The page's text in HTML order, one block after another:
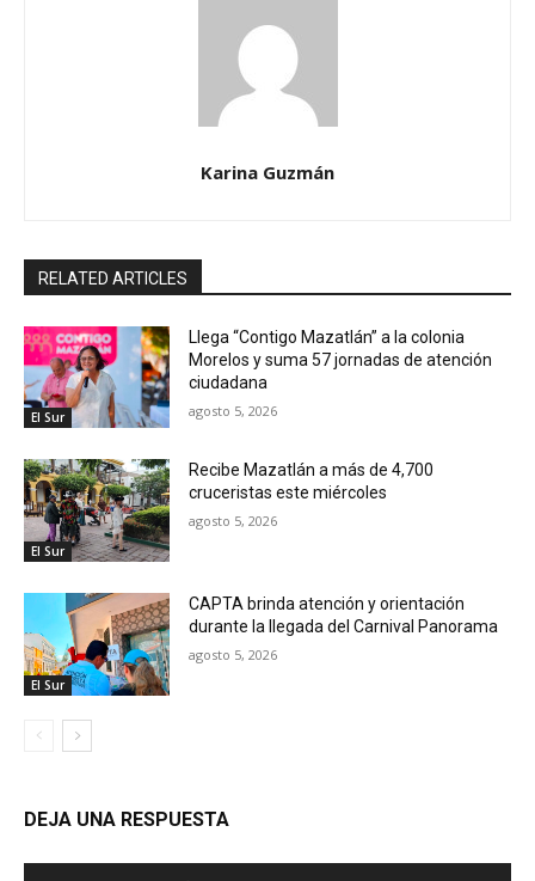
Karina Guzmán
RELATED ARTICLES
El Sur
Llega “Contigo Mazatlán” a la colonia
Morelos y suma 57 jornadas de atención
ciudadana
agosto 5, 2026
El Sur
Recibe Mazatlán a más de 4,700
cruceristas este miércoles
agosto 5, 2026
El Sur
CAPTA brinda atención y orientación
durante la llegada del Carnival Panorama
agosto 5, 2026
DEJA UNA RESPUESTA